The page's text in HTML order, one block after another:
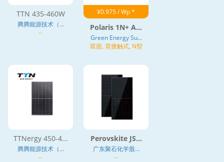
TTN 435-460W
腾腾能源技术（...
--
¥0.975 / Wp *
Polaris 1N+ A...
Green Energy Su...
双面, 背接触式, N型
TTNergy 450-4...
腾腾能源技术（...
--
Perovskite JS...
广东聚石化学股...
--